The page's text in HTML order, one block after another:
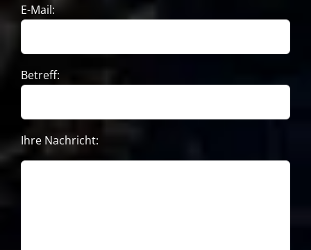
E-Mail:
Betreff:
Ihre Nachricht: